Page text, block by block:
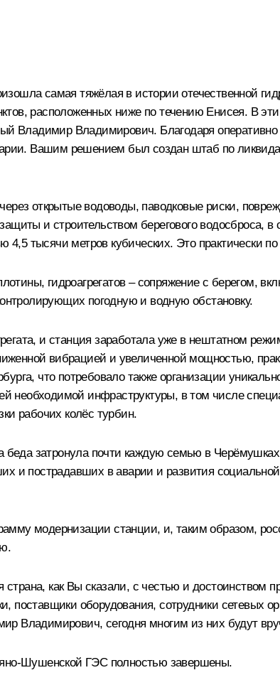
самая тяжёлая в истории отечественной
расположенных ниже по течению Енисея. В
Владимир Владимирович. Благодаря
Вашим решением был создан штаб по
открытые водоводы, паводковые риски,
и строительством берегового водосброса, в
тысячи метров кубических. Это практически
гидроагрегатов – сопряжение с берегом,
погодную и водную обстановку.
и станция заработала уже в нештатном
вибрацией и увеличенной мощностью,
что потребовало также организации
инфраструктуры, в том числе
рабочих колёс турбин.
беда затронула почти каждую семью в
и пострадавших в аварии и развития
модернизации станции, и, таким образом,
как Вы сказали, с честью и достоинством
поставщики оборудования, сотрудники сетевых
сегодня многим из них будут
Шушенской ГЭС полностью завершены.